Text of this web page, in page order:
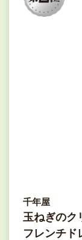
千年屋
玉ねぎのク
フレンチド